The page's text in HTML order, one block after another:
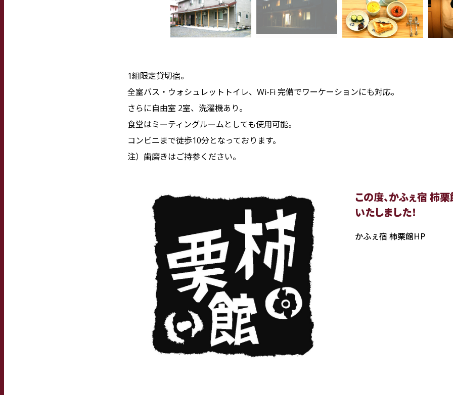
1組限定貸切宿。
全室バス・ウォシュレットトイレ、Wi-Fi 完備でワーケーションにも対応。
さらに自由室 2室、洗濯機あり。
食堂はミーティングルームとしても使用可能。
コンビニまで徒歩10分となっております。
注）歯磨きはご持参ください。
この度、かふぇ宿 柿
いたしました！
かふぇ宿 柿栗館HP